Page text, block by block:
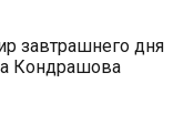
завтрашнего дня
Кондрашова